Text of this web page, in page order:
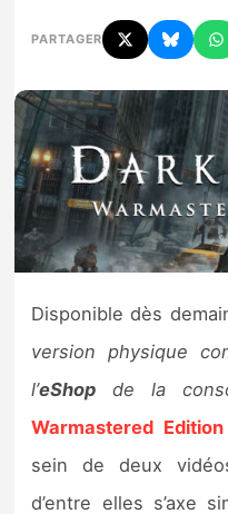
Hardware
Chiffres de
Rumeurs
Nintendo Direct
Tests et previews
Tests de jeux
Tests
Autres tests
PARTAGER
Disponible dès
version physique
l’eShop de la
Warmastered Edition
sein de deux
d’entre elles s’axe